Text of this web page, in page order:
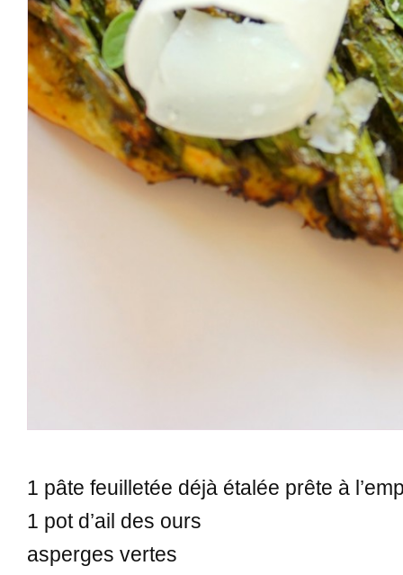
1 pâte feuilletée déjà étalée prête à
1 pot d’ail des ours
asperges vertes